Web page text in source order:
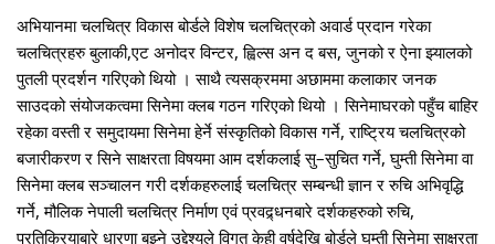
अभियानमा चलचित्र विकास बोर्डले विशेष चलचित्रको अवार्ड प्रदान गरेका
चलचित्रहरु बुलाकी,एट अनोदर विन्टर, ह्विल्स अन द बस, जुनको र ऐना झ्यालको
पुतली प्रदर्शन गरिएको थियो । साथै त्यसक्रममा अछाममा कलाकार जनक
साउदको संयोजकत्वमा सिनेमा क्लब गठन गरिएको थियो । सिनेमाघरको पहुँच बाहिर
रहेका वस्ती र समुदायमा सिनेमा हेर्ने संस्कृतिको विकास गर्ने, राष्ट्रिय चलचित्रको
बजारीकरण र सिनेसाक्षरता विषयमा आम दर्शकलाई सु–सुचित गर्ने, घुम्ती सिनेमा वा
सिनेमा क्लब सञ्चालन गरी दर्शकहरुलाई चलचित्र सम्बन्धी ज्ञान र रुचि अभिवृद्धि
गर्ने, मौलिक नेपाली चलचित्र निर्माण एवं प्रवद्र्धनबारे दर्शकहरुको रुचि,
प्रतिक्रियाबारे धारणा बुझ्ने उद्देश्यले विगत केही वर्षदेखि बोर्डले घुम्ती सिनेमा साक्षरता